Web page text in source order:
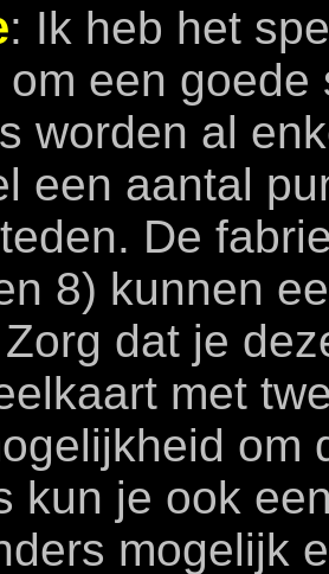
: Ik heb het
een
worden al
een aantal
De
8) kunnen
dat je
met
om
kun je ook
mogelijk